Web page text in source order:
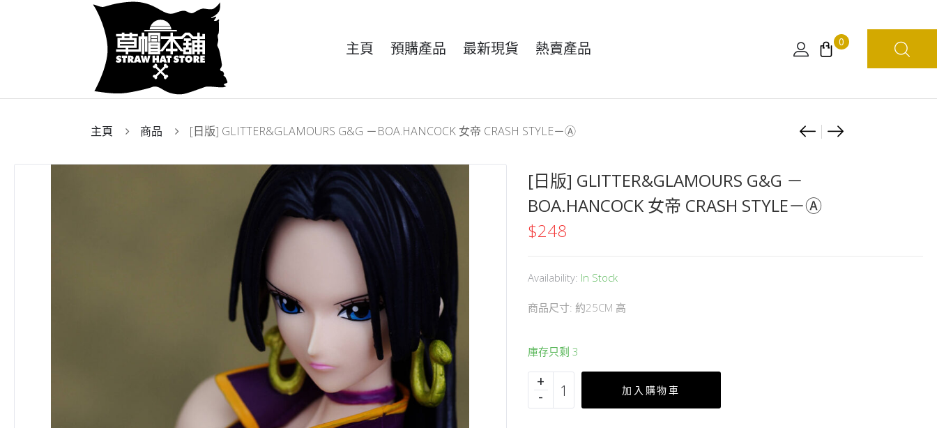
主頁 預購產品 最新現貨 熱賣產品 0
主頁 商品 [日版] GLITTER&GLAMOURS G&G －BOA.HANCOCK 女帝 CRASH STYLE－Ⓐ
Product
[日
く
[日
[日版] GLITTER&GLAMOURS G&G －
BOA.HANCOCK 女帝 CRASH STYLE－Ⓐ
$248
Availability: In Stock
商品尺寸: 約25CM 高
庫存只剩 3
加入購物車